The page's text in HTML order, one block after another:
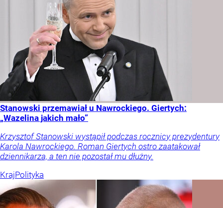
Stanowski przemawiał u Nawrockiego. Giertych:
„Wazelina jakich mało”
Krzysztof Stanowski wystąpił podczas rocznicy prezydentury
Karola Nawrockiego. Roman Giertych ostro zaatakował
dziennikarza, a ten nie pozostał mu dłużny.
KrajPolityka